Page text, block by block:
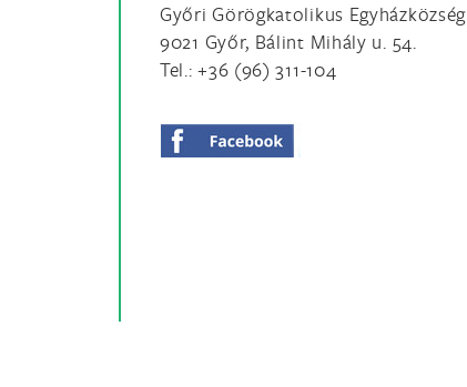
Győri Görögkatolikus Egyházközség
9021 Győr, Bálint Mihály u. 54.
Tel.: +36 (96) 311-104